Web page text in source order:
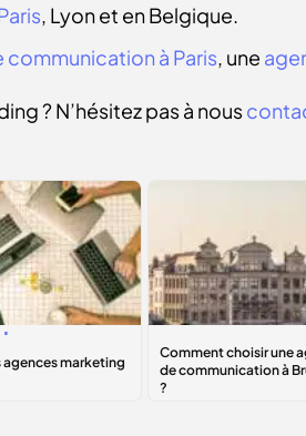
, Lyon et en Belgique.
communication à Paris, une
? N’hésitez pas à nous
B2B
une agence de
communication à